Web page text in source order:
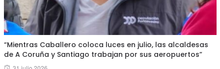
“Mientras Caballero coloca luces en julio, las alcaldesas
de A Coruña y Santiago trabajan por sus aeropuertos”
Posted